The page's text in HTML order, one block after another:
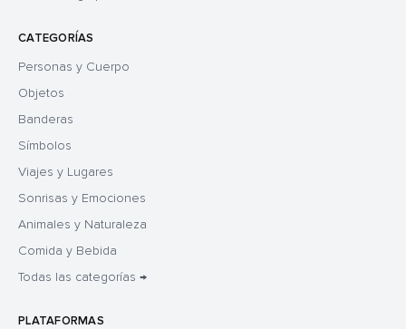
CATEGORÍAS
Personas y Cuerpo
Objetos
Banderas
Símbolos
Viajes y Lugares
Sonrisas y Emociones
Animales y Naturaleza
Comida y Bebida
Todas las categorías →
PLATAFORMAS